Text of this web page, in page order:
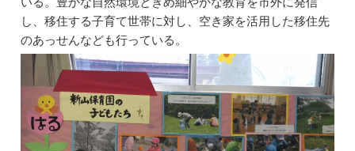
し、移住する子育て世帯に対し、空き家を活用した移住先
のあっせんなども行っている。